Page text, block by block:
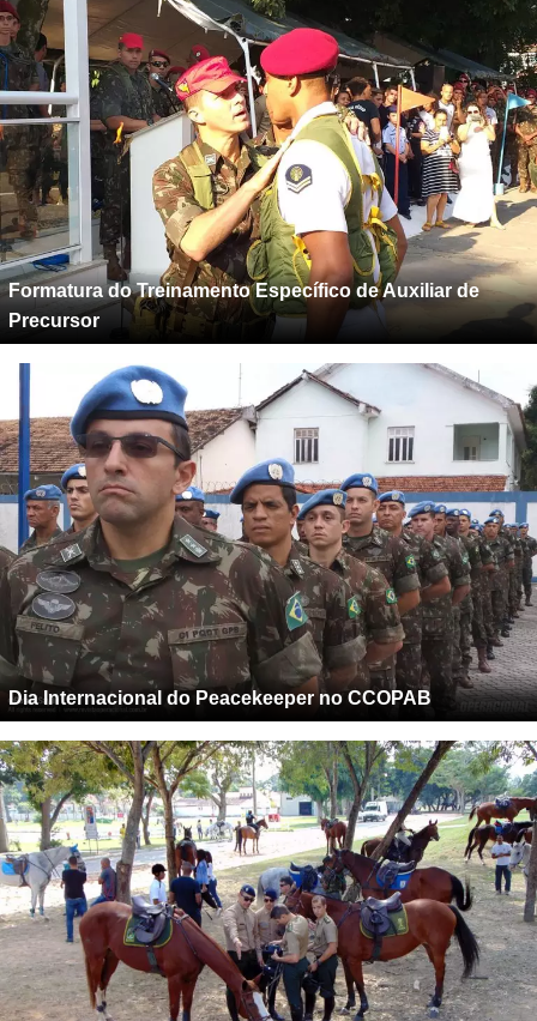
Formatura do Treinamento Específico de Auxiliar de
Precursor
Dia Internacional do Peacekeeper no CCOPAB